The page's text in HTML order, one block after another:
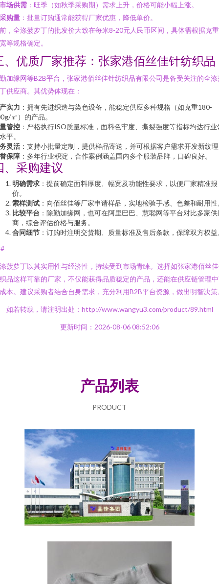
市场供需 ：旺季（如秋季采购期）需求上升，价格可能小幅上涨。
采购量 ：批量订购通常能获得厂家优惠，降低单价。
，全涤菠萝丁的批发价大致在每米8-20元人民币区间，具体需根据克
等规格确定。
、优质厂家推荐：张家港佰丝佳针纺织品
加缘网等B2B平台，张家港佰丝佳针纺织品有限公司是备受关注的全涤
供应商。其优势体现在：
实力 ：拥有先进织造与染色设备，能稳定供应多种规格（如克重180-
㎡）的产品。
管控 ：严格执行ISO质量标准，面料色牢度、撕裂强度等指标均达行业
平。
灵活 ：支持小批量定制，提供样品寄送，并可根据客户需求开发新纹
保障 ：多年行业积淀，合作案例涵盖国内多个服装品牌，口碑良好。
、采购建议
明确需求 ：提前确定面料厚度、幅宽及功能性要求，以便厂家精准报
价。
索样测试 ：向佰丝佳等厂家申请样品，实地检验手感、色差和耐用性
比较平台 ：除勤加缘网，也可在阿里巴巴、慧聪网等平台对比多家供
商，综合评估价格与服务。
合同细节 ：订购时注明交货期、质量标准及售后条款，保障双方权益
菠萝丁以其实用性与经济性，持续受到市场青睐。选择如张家港佰丝
品这样可靠的厂家，不仅能获得品质稳定的产品，还能在供应链管理
本。建议采购者结合自身需求，充分利用B2B平台资源，做出明智决策
如若转载，请注明出处：http://www.wangyu3.com/product/89.html
更新时间：2026-08-06 08:52:06
产品列表
PRODUCT